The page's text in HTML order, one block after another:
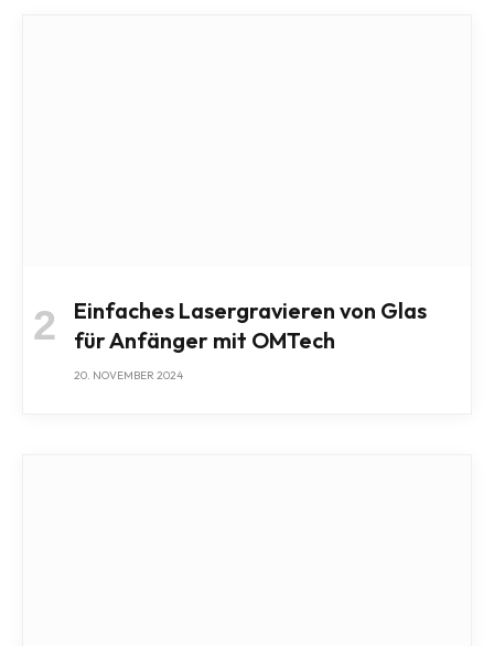
Einfaches Lasergravieren von Glas
für Anfänger mit OMTech
20. NOVEMBER 2024